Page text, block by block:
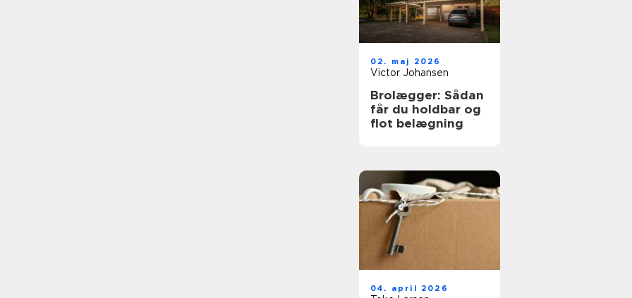
02. maj 2026
Victor Johansen
Brolægger: Sådan
får du holdbar og
flot belægning
04. april 2026